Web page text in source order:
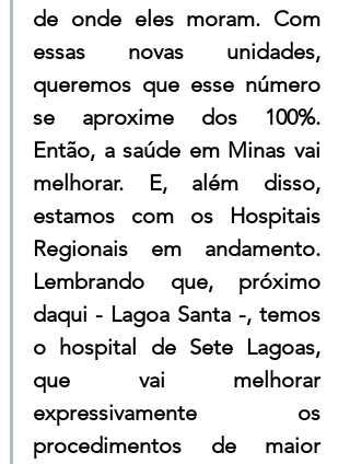
de onde eles moram. Com
essas novas unidades,
queremos que esse número
se aproxime dos 100%.
Então, a saúde em Minas vai
melhorar. E, além disso,
estamos com os Hospitais
Regionais em andamento.
Lembrando que, próximo
daqui - Lagoa Santa -, temos
o hospital de Sete Lagoas,
que vai melhorar
expressivamente os
procedimentos de maior